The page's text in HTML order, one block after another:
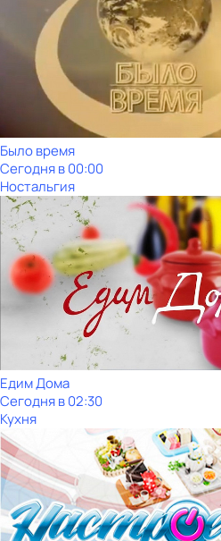
Было время
Сегодня в 00:00
Ностальгия
Едим Дома
Сегодня в 02:30
Кухня